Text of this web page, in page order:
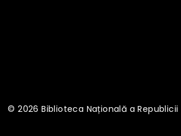
© 2026 Biblioteca Națională a Republicii